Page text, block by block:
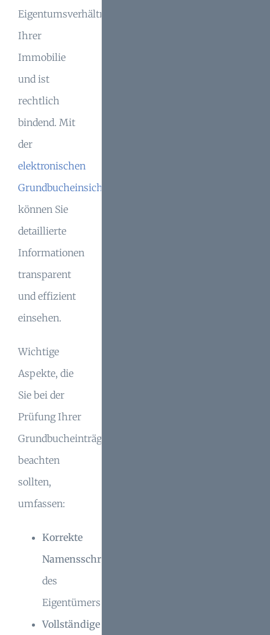
Eigentumsverhältnisse
Ihrer
Immobilie
und ist
rechtlich
bindend. Mit
der
elektronischen
Grundbucheinsicht
können Sie
detaillierte
Informationen
transparent
und effizient
einsehen.
Wichtige
Aspekte, die
Sie bei der
Prüfung Ihrer
Grundbucheinträge
beachten
sollten,
umfassen:
Korrekte
Namensschreibweise
des
Eigentümers
Vollständige